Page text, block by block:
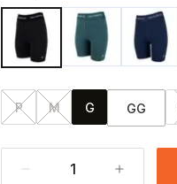
P M G GG
1